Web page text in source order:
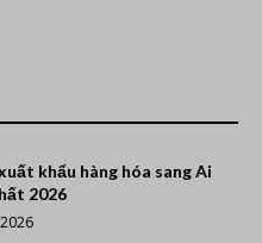
khẩu hàng hóa sang Ai
2026